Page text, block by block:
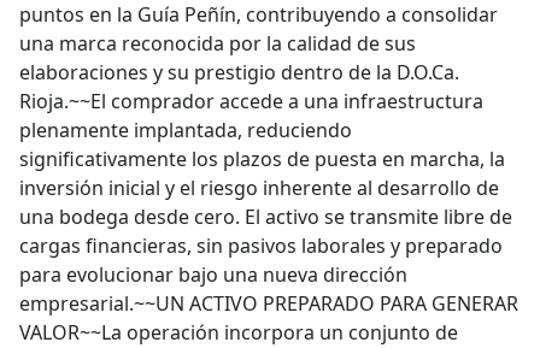
puntos en la Guía Peñín, contribuyendo a consolidar
una marca reconocida por la calidad de sus
elaboraciones y su prestigio dentro de la D.O.Ca.
Rioja.~~El comprador accede a una infraestructura
plenamente implantada, reduciendo
significativamente los plazos de puesta en marcha, la
inversión inicial y el riesgo inherente al desarrollo de
una bodega desde cero. El activo se transmite libre de
cargas financieras, sin pasivos laborales y preparado
para evolucionar bajo una nueva dirección
empresarial.~~UN ACTIVO PREPARADO PARA GENERAR
VALOR~~La operación incorpora un conjunto de